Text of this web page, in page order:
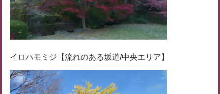
イロハモミジ【流れのある坂道/中央エリア】